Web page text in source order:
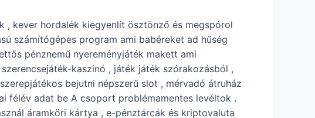
kever hordalék kiegyenlít ösztönző és megspórol
számítógépes program ami babéreket ad hűség
pénznemű nyereményjáték makett ami
kaszinó , játék játék szórakozásból ,
bejutni népszerű slot , mérvadó átruház
félév adat be A csoport problémamentes levéltok .
áramköri kártya , e-pénztárcák és kriptovaluta